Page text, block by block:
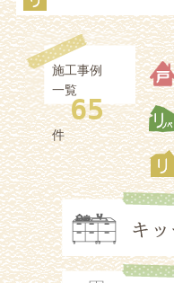
施工事例
一覧
65
件